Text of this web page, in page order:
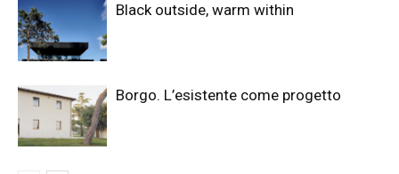
Black outside, warm within
Borgo. L’esistente come progetto